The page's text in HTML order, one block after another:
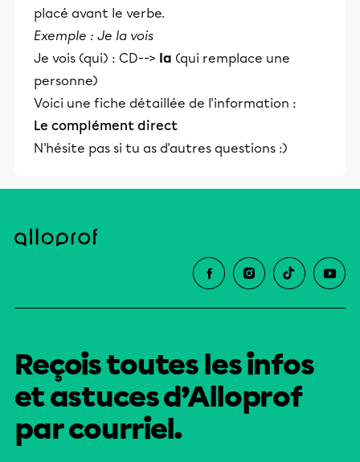
placé avant le verbe.
Exemple : Je la vois
Je vois (qui) : CD--> la (qui remplace une
personne)
Voici une fiche détaillée de l'information :
Le complément direct
N'hésite pas si tu as d'autres questions :)
Reçois toutes les infos
et astuces d’Alloprof
par courriel.